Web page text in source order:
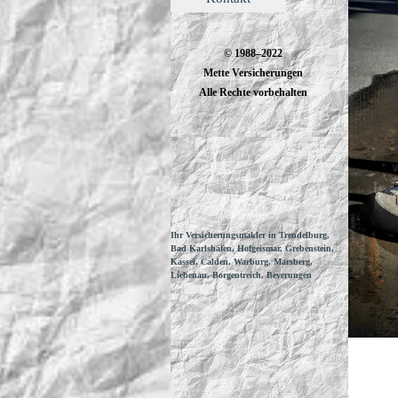
© 1988–2022
Mette Versicherungen
Alle Rechte vorbehalten
Ihr Versicherungsmakler in Trendelburg,
Bad Karlshafen, Hofgeismar, Grebenstein,
Kassel, Calden, Warburg, Marsberg,
Liebenau, Borgentreich, Beverungen